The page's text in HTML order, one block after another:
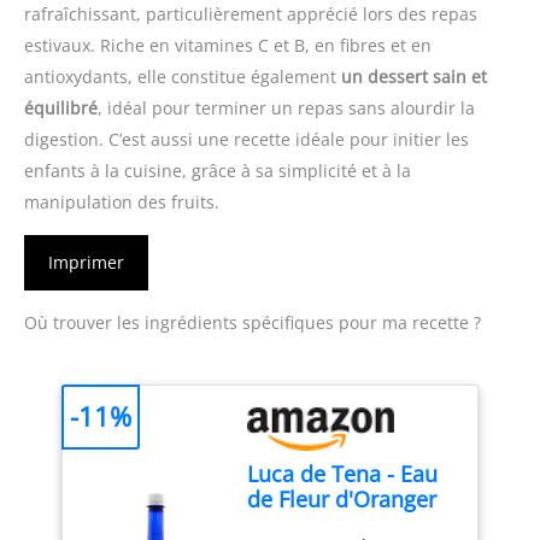
rafraîchissant, particulièrement apprécié lors des repas
estivaux. Riche en vitamines C et B, en fibres et en
antioxydants, elle constitue également un dessert sain et
équilibré, idéal pour terminer un repas sans alourdir la
digestion. C’est aussi une recette idéale pour initier les
enfants à la cuisine, grâce à sa simplicité et à la
manipulation des fruits.
Imprimer
Où trouver les ingrédients spécifiques pour ma recette ?
Luca de Tena - Eau
de Fleur d'Oranger
-11%